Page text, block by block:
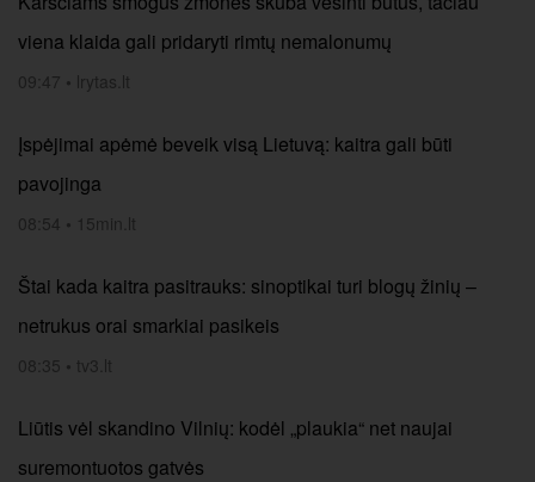
viena klaida gali pridaryti rimtų nemalonumų
09:47 • lrytas.lt
Įspėjimai apėmė beveik visą Lietuvą: kaitra gali būti
pavojinga
08:54 • 15min.lt
Štai kada kaitra pasitrauks: sinoptikai turi blogų žinių –
netrukus orai smarkiai pasikeis
08:35 • tv3.lt
Liūtis vėl skandino Vilnių: kodėl „plaukia“ net naujai
suremontuotos gatvės